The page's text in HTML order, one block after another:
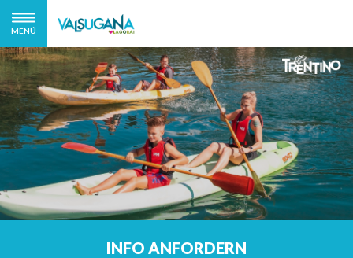
MENÜ
INFO ANFORDERN